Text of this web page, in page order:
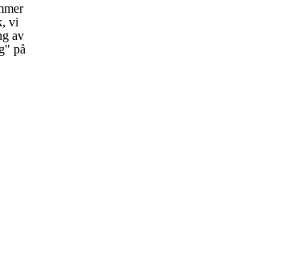
vi
av
på